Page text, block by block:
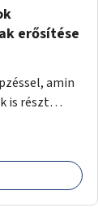
erősítése
amin
is részt